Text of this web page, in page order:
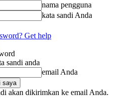
nama pengguna
kata sandi Anda
Get help
sandi anda
email Anda
akan dikirimkan ke email Anda.